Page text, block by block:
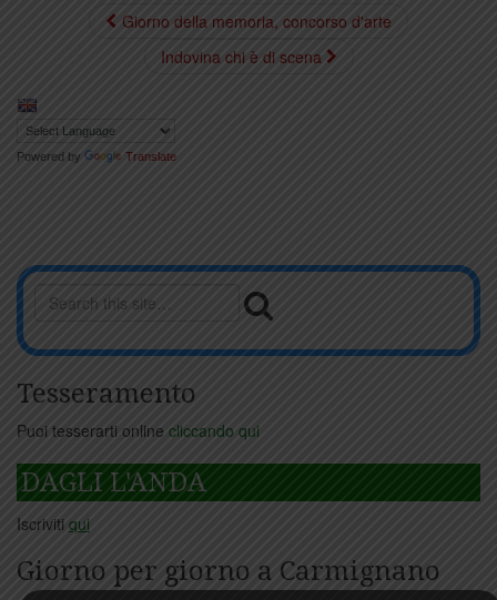
Giorno della memoria, concorso d'arte
Indovina chi è di scena
Powered by Translate
Tesseramento
Puoi tesserarti online cliccando qui
DAGLI L'ANDA
Iscriviti qui
Giorno per giorno a Carmignano